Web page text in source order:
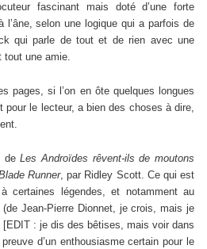
fascinant mais doté d’une forte
l’âne, selon une logique qui a parfois de
qui parle de tout et de rien avec une
tout une amie.
pages, si l’on en ôte quelques longues
pour le lecteur, a bien des choses à dire,
deLes Androïdes rêvent-ils de moutons
Runner, par Ridley Scott. Ce qui est
certaines légendes, et notamment au
Jean-Pierre Dionnet, je crois, mais je
: je dis des bêtises, mais voir dans
d’un enthousiasme certain pour le